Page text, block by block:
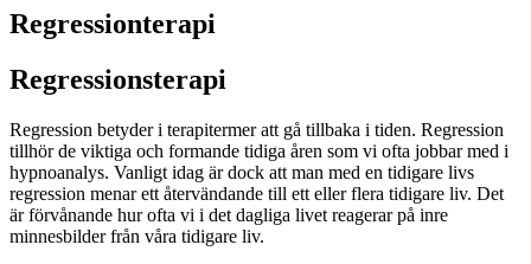
Regressionterapi
Regressionsterapi
Regression betyder i terapitermer att gå tillbaka i tiden. Regression
tillhör de viktiga och formande tidiga åren som vi ofta jobbar med i
hypnoanalys. Vanligt idag är dock att man med en tidigare livs
regression menar ett återvändande till ett eller flera tidigare liv. Det
är förvånande hur ofta vi i det dagliga livet reagerar på inre
minnesbilder från våra tidigare liv.